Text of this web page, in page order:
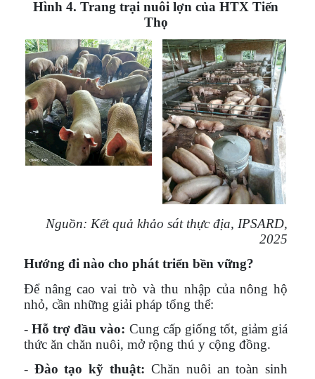
Hình 4. Trang trại nuôi lợn của HTX Tiến
Thọ
Nguồn: Kết quả khảo sát thực địa, IPSARD,
2025
Hướng đi nào cho phát triển bền vững?
Để nâng cao vai trò và thu nhập của nông hộ
nhỏ, cần những giải pháp tổng thể:
- Hỗ trợ đầu vào: Cung cấp giống tốt, giảm giá
thức ăn chăn nuôi, mở rộng thú y cộng đồng.
- Đào tạo kỹ thuật: Chăn nuôi an toàn sinh